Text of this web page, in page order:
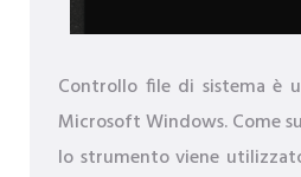
Controllo file di sistema è
Microsoft Windows. Come
lo strumento viene